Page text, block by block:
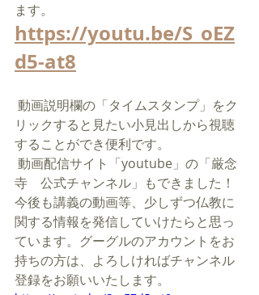
ます。
https://youtu.be/S_oEZ
d5-at8
リックすると見たい小見出しから視聴
することができ便利です。
寺　公式チャンネル」もできました！
今後も講義の動画等、少しずつ仏教に
関する情報を発信していけたらと思っ
ています。グーグルのアカウントをお
持ちの方は、よろしければチャンネル
登録をお願いいたします。